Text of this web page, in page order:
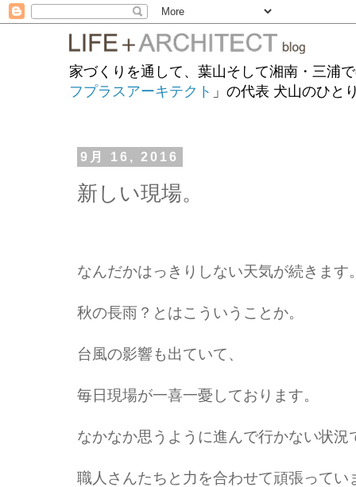
家づくりを通して、葉山そして湘南・三浦
フプラスアーキテクト 」の代表 犬山のひと
9月 16, 2016
新しい現場。
なんだかはっきりしない天気が続きます
秋の長雨？とはこういうことか。
台風の影響も出ていて、
毎日現場が一喜一憂しております。
なかなか思うように進んで行かない状況
職人さんたちと力を合わせて頑張ってい